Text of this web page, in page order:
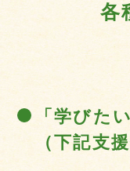
各
「学びた
（下記支